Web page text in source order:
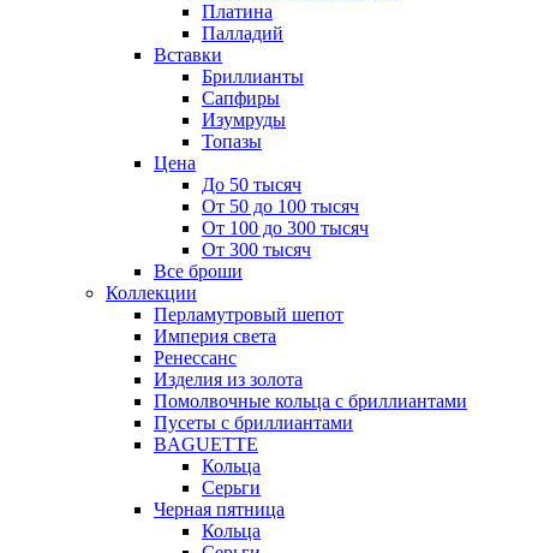
Платина
Палладий
Вставки
Бриллианты
Сапфиры
Изумруды
Топазы
Цена
До 50 тысяч
От 50 до 100 тысяч
От 100 до 300 тысяч
От 300 тысяч
Все броши
Коллекции
Перламутровый шепот
Империя света
Ренессанс
Изделия из золота
Помолвочные кольца с бриллиантами
Пусеты с бриллиантами
BAGUETTE
Кольца
Серьги
Черная пятница
Кольца